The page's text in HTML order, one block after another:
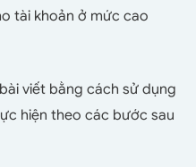
tài khoản ở mức cao
viết bằng cách sử dụng
hiện theo các bước sau